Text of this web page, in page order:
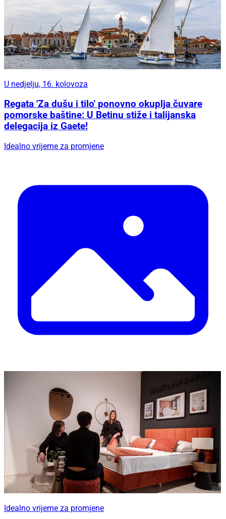
U nedjelju, 16. kolovoza
Regata 'Za dušu i tilo' ponovno okuplja čuvare
pomorske baštine: U Betinu stiže i talijanska
delegacija iz Gaete!
Idealno vrijeme za promjene
Idealno vrijeme za promjene